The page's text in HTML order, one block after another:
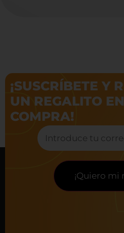
¡SUSCRÍBETE Y
UN REGALITO
COMPRA!